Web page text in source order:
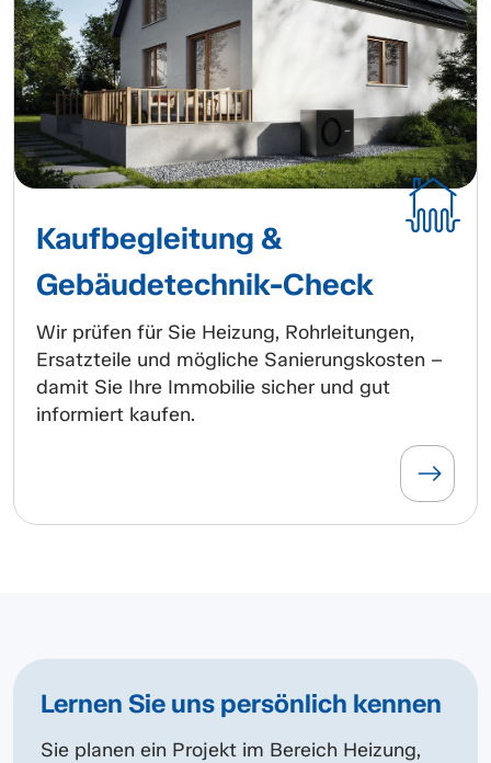
Kaufbegleitung &
Gebäudetechnik-Check
Wir prüfen für Sie Heizung, Rohrleitungen,
Ersatzteile und mögliche Sanierungskosten –
damit Sie Ihre Immobilie sicher und gut
informiert kaufen.
Lernen Sie uns persönlich kennen
Sie planen ein Projekt im Bereich Heizung,